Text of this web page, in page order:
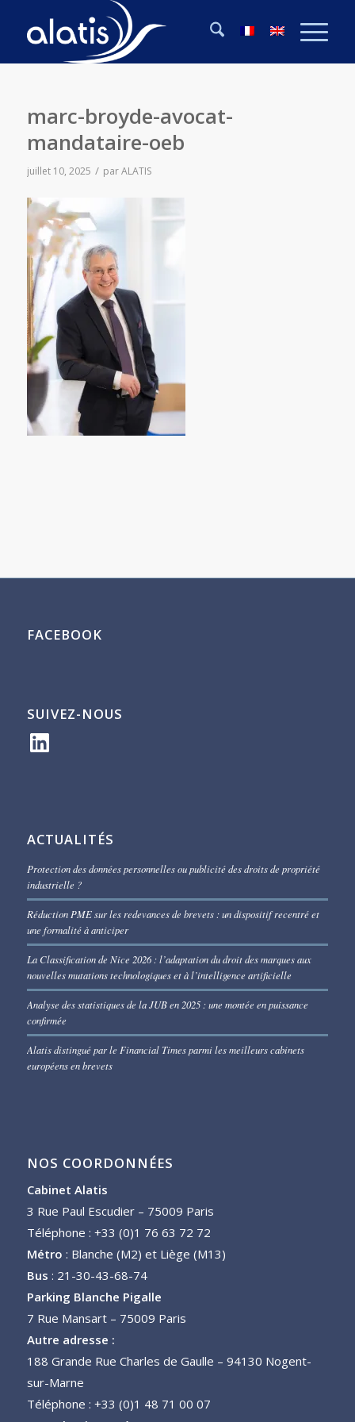
marc-broyde-avocat-
mandataire-oeb
juillet 10, 2025 / parALATIS
FACEBOOK
SUIVEZ-NOUS
LinkedIn
ACTUALITÉS
Protection des données personnelles ou publicité des droits de propriété
industrielle ?
Réduction PME sur les redevances de brevets : un dispositif recentré et
une formalité à anticiper
La Classification de Nice 2026 : l’adaptation du droit des marques aux
nouvelles mutations technologiques et à l’intelligence artificielle
Analyse des statistiques de la JUB en 2025 : une montée en puissance
confirmée
Alatis distingué par le Financial Times parmi les meilleurs cabinets
européens en brevets
NOS COORDONNÉES
Cabinet Alatis
3 Rue Paul Escudier – 75009 Paris
Téléphone : +33 (0)1 76 63 72 72
Métro : Blanche (M2) et Liège (M13)
Bus : 21-30-43-68-74
Parking Blanche Pigalle
7 Rue Mansart – 75009 Paris
Autre adresse :
188 Grande Rue Charles de Gaulle – 94130 Nogent-
sur-Marne
Téléphone : +33 (0)1 48 71 00 07